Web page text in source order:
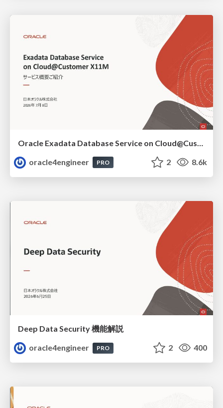
oracle4engineer
PRO 2 8.6k
Deep Data Security 機能解説
oracle4engineer
PRO 2 400